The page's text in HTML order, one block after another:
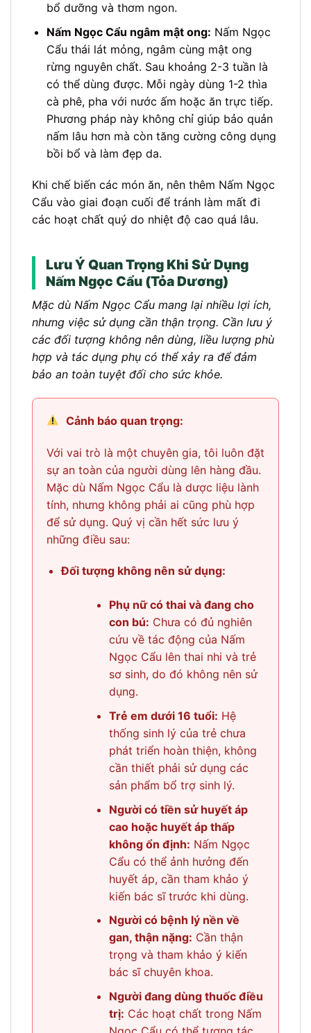
bổ dưỡng và thơm ngon.
Nấm Ngọc Cẩu ngâm mật ong: Nấm Ngọc
Cẩu thái lát mỏng, ngâm cùng mật ong
rừng nguyên chất. Sau khoảng 2-3 tuần là
có thể dùng được. Mỗi ngày dùng 1-2 thìa
cà phê, pha với nước ấm hoặc ăn trực tiếp.
Phương pháp này không chỉ giúp bảo quản
nấm lâu hơn mà còn tăng cường công dụng
bồi bổ và làm đẹp da.
Khi chế biến các món ăn, nên thêm Nấm Ngọc
Cẩu vào giai đoạn cuối để tránh làm mất đi
các hoạt chất quý do nhiệt độ cao quá lâu.
Lưu Ý Quan Trọng Khi Sử Dụng
Nấm Ngọc Cẩu (Tỏa Dương)
Mặc dù Nấm Ngọc Cẩu mang lại nhiều lợi ích,
nhưng việc sử dụng cần thận trọng. Cần lưu ý
các đối tượng không nên dùng, liều lượng phù
hợp và tác dụng phụ có thể xảy ra để đảm
bảo an toàn tuyệt đối cho sức khỏe.
Cảnh báo quan trọng:
Với vai trò là một chuyên gia, tôi luôn đặt
sự an toàn của người dùng lên hàng đầu.
Mặc dù Nấm Ngọc Cẩu là dược liệu lành
tính, nhưng không phải ai cũng phù hợp
để sử dụng. Quý vị cần hết sức lưu ý
những điều sau:
Đối tượng không nên sử dụng:
Phụ nữ có thai và đang cho
con bú: Chưa có đủ nghiên
cứu về tác động của Nấm
Ngọc Cẩu lên thai nhi và trẻ
sơ sinh, do đó không nên sử
dụng.
Trẻ em dưới 16 tuổi: Hệ
thống sinh lý của trẻ chưa
phát triển hoàn thiện, không
cần thiết phải sử dụng các
sản phẩm bổ trợ sinh lý.
Người có tiền sử huyết áp
cao hoặc huyết áp thấp
không ổn định: Nấm Ngọc
Cẩu có thể ảnh hưởng đến
huyết áp, cần tham khảo ý
kiến bác sĩ trước khi dùng.
Người có bệnh lý nền về
gan, thận nặng: Cần thận
trọng và tham khảo ý kiến
bác sĩ chuyên khoa.
Người đang dùng thuốc điều
trị: Các hoạt chất trong Nấm